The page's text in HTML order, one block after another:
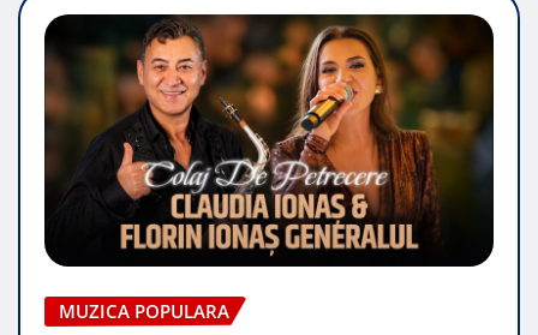
MUZICA POPULARA